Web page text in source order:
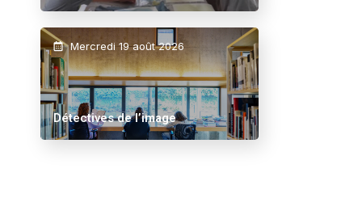
Mercredi 19 août 2026
Détectives de l’image